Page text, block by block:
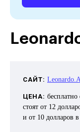
САЙТ:
ЦЕНА:
стоят от 12
и от 10 долларов